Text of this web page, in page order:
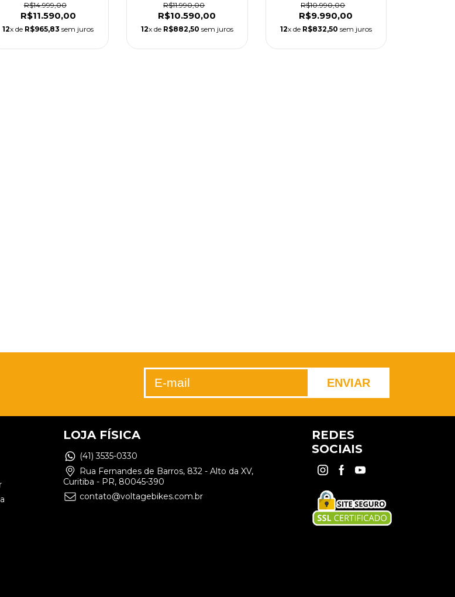
R$14.999,00
R$11.590,00
12x de R$965,83 sem juros
R$11.990,00
R$10.590,00
12x de R$882,50 sem juros
R$10.990,00
R$9.990,00
12x de R$832,50 sem juros
LOJA FÍSICA
(41) 3535-0330
Rua Fernandes de Barros, 832 - Alto da XV,
Curitiba - PR, 80045-390
contato@voltagebikes.com.br
REDES
SOCIAIS